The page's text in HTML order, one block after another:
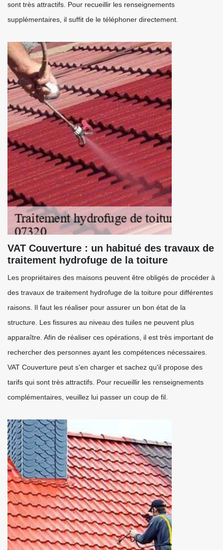
sont très attractifs. Pour recueillir les renseignements
supplémentaires, il suffit de le téléphoner directement.
VAT Couverture : un habitué des travaux de
traitement hydrofuge de la toiture
Les propriétaires des maisons peuvent être obligés de procéder à
des travaux de traitement hydrofuge de la toiture pour différentes
raisons. Il faut les réaliser pour assurer un bon état de la
structure. Les fissures au niveau des tuiles ne peuvent plus
apparaître. Afin de réaliser ces opérations, il est très important de
rechercher des personnes ayant les compétences nécessaires.
VAT Couverture peut s'en charger et sachez qu'il propose des
tarifs qui sont très attractifs. Pour recueillir les renseignements
complémentaires, veuillez lui passer un coup de fil.